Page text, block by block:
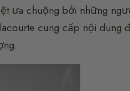
ưa chuộng bởi những
cung cấp nội dung